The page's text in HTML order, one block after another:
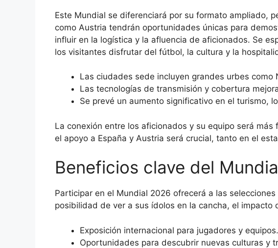
Este Mundial se diferenciará por su formato ampliado,
como Austria tendrán oportunidades únicas para
influir en la logística y la afluencia de aficionados. Se
los visitantes disfrutar del fútbol, la cultura y la
Las ciudades sede incluyen grandes urbes como
Las tecnologías de transmisión y cobertura
Se prevé un aumento significativo en el turismo,
La conexión entre los aficionados y su equipo será
el apoyo a España y Austria será crucial, tanto en el
Beneficios clave del
Participar en el Mundial 2026 ofrecerá a las
posibilidad de ver a sus ídolos en la cancha, el impacto
Exposición internacional para jugadores y equipos.
Oportunidades para descubrir nuevas culturas y